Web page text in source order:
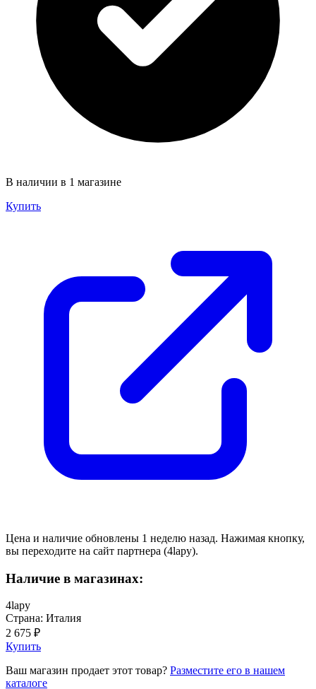
В наличии в 1 магазине
Купить
Цена и наличие обновлены 1 неделю назад. Нажимая кнопку,
вы переходите на сайт партнера (4lapy).
Наличие в магазинах:
4lapy
Страна: Италия
2 675 ₽
Купить
Ваш магазин продает этот товар? Разместите его в нашем
каталоге